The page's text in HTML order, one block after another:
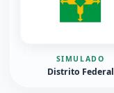
SIMULADO
Distrito Federal